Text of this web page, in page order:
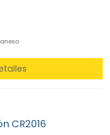
CR2016